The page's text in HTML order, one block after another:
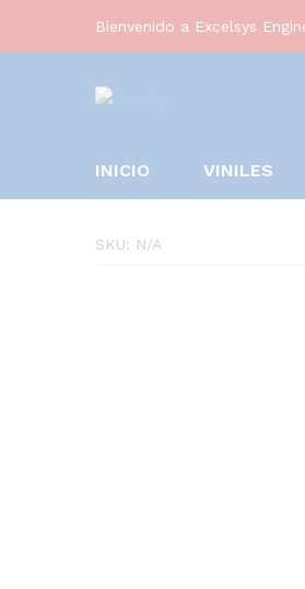
Bienvenido a Excelsys
INICIO VINILES
SKU: N/A